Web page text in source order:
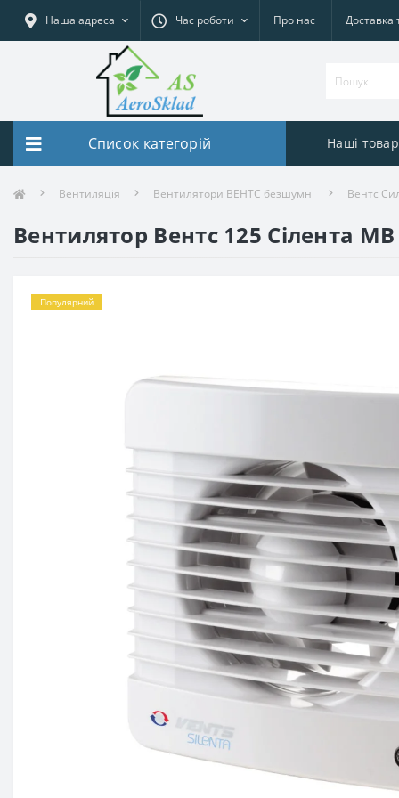
Наша адреса Час роботи Про нас Доставка
Список категорій Наші
Вентиляція Вентилятори ВЕНТС безшумні Вентс
Вентилятор Вентс 125 Сілента МВ
Популярний